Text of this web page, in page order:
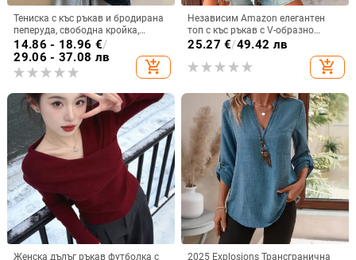
Тениска с къс ръкав и бродирана
пеперуда, свободна кройка,
полиестерна тъкан, 90–95%
полиестер, кръгло деколте
14.86 - 18.96 €/
29.06 - 37.08 лв
add_shopping_cart
Независим Amazon елегантен
топ с къс ръкав с V-образно
деколте, щампован, дантела,
европейска и американска лятна
нова тениска с къс ръкав за жени
25.27 €/49.42 лв
add_shopping_cart
Женска дълъг ръкав футболка с
2025 Explosions Трансгранична